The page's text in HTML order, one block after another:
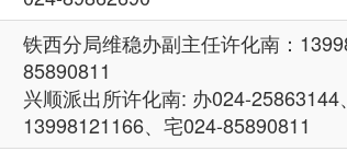
铁西分局维稳办副主任许化南：
85890811
兴顺派出所许化南: 办024-25863144
13998121166、宅024-85890811